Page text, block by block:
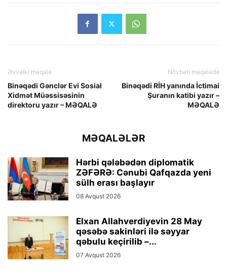
Əvvəlki məqalə
Binəqədi Gənclər Evi Sosial
Xidmət Müəssisəsinin
direktoru yazır – MƏQALƏ
Növbəti məqalədə
Binəqədi RİH yanında İctimai
Şuranın katibi yazır –
MƏQALƏ
MƏQALƏLƏR
Hərbi qələbədən diplomatik
ZƏFƏRƏ: Cənubi Qafqazda yeni
sülh erası başlayır
08 Avqust 2026
Elxan Allahverdiyevin 28 May
qəsəbə sakinləri ilə səyyar
qəbulu keçirilib –...
07 Avqust 2026